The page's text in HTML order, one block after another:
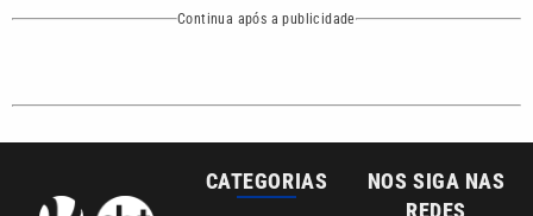
Continua após a publicidade
Esportes